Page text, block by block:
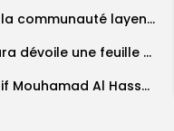
Grand Magal de Touba : la communauté layenne souligne une célébration qui...
CESTI : Dr Mouminy Camara dévoile une feuille de route
Grand Magal 2026 : Chérif Mouhamad Al Hassani salue un événement porteur...